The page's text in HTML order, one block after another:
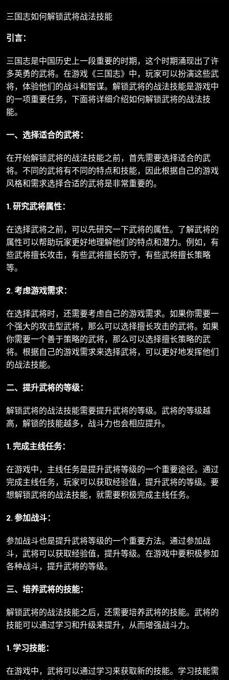
三国志如何解锁武将战法技能
引言：
三国志是中国历史上一段重要的时期，这个时期涌现出了许
多英勇的武将。在游戏《三国志》中，玩家可以扮演这些武
将，体验他们的战斗和智谋。解锁武将的战法技能是游戏中
的一项重要任务，下面将详细介绍如何解锁武将的战法技
能。
一、选择适合的武将：
在开始解锁武将的战法技能之前，首先需要选择适合的武
将。不同的武将有不同的特点和技能，因此根据自己的游戏
风格和需求选择合适的武将是非常重要的。
1. 研究武将属性：
在选择武将之前，可以先研究一下武将的属性。了解武将的
属性可以帮助玩家更好地理解他们的特点和潜力。例如，有
些武将擅长攻击，有些武将擅长防守，有些武将擅长策略
等。
2. 考虑游戏需求：
在选择武将时，还需要考虑自己的游戏需求。如果你需要一
个强大的攻击型武将，那么可以选择擅长攻击的武将。如果
你需要一个善于策略的武将，那么可以选择擅长策略的武
将。根据自己的游戏需求来选择武将，可以更好地发挥他们
的战法技能。
二、提升武将的等级：
解锁武将的战法技能需要提升武将的等级。武将的等级越
高，解锁的技能越多，战斗力也会相应提升。
1. 完成主线任务：
在游戏中，主线任务是提升武将等级的一个重要途径。通过
完成主线任务，玩家可以获取经验值，提升武将的等级。要
想解锁武将的战法技能，就需要积极完成主线任务。
2. 参加战斗：
参加战斗也是提升武将等级的一个重要方法。通过参加战
斗，武将可以获取经验值，提升等级。在游戏中要积极参加
各种战斗，提升武将的等级。
三、培养武将的技能：
解锁武将的战法技能之后，还需要培养武将的技能。武将的
技能可以通过学习和升级来提升，从而增强战斗力。
1. 学习技能：
在游戏中，武将可以通过学习来获取新的技能。学习技能需